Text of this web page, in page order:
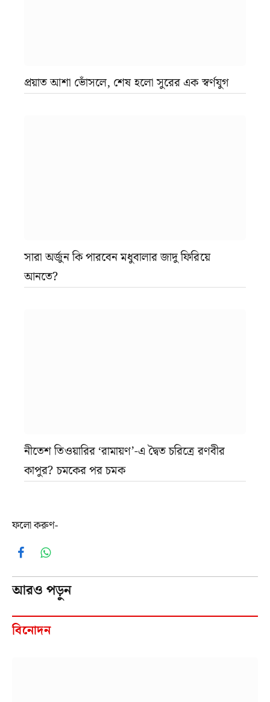
প্রয়াত আশা ভোঁসলে, শেষ হলো সুরের এক স্বর্ণযুগ
সারা অর্জুন কি পারবেন মধুবালার জাদু ফিরিয়ে
আনতে?
নীতেশ তিওয়ারির ‘রামায়ণ’-এ দ্বৈত চরিত্রে রণবীর
কাপুর? চমকের পর চমক
ফলো করুণ-
FacebookWhatsApp
আরও পড়ুন
বিনোদন